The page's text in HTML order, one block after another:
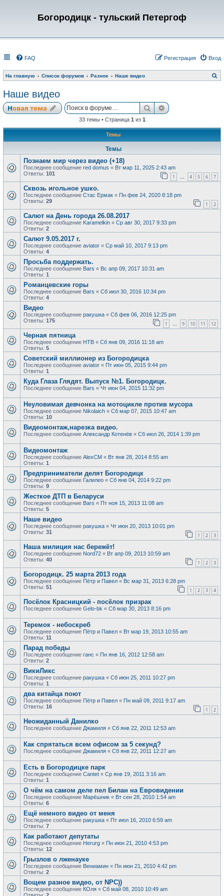
Богородицк - тульский Петергоф
FAQ Вход
Регистрация
На главную Список форумов Разное Наше видео
о
Наше видео
Новая тема ПоискРасширенный
33 темы • Страница 1 из 1
Темы
Темы
Познаем мир через видео (+18)
Последнее сообщение red domus « Вт мар 11, 2025 2:43 am
Ответы: 101 1 … 4 5 6 7
Сквозь игольное ушко.
Последнее сообщение Стас Ермак « Пн фев 24, 2020 8:18 pm
Ответы: 29 1 2
Салют на День города 26.08.2017
Последнее сообщение Karamelkin « Ср авг 30, 2017 9:33 pm
Ответы: 2
Салют 9.05.2017 г.
Последнее сообщение aviator « Ср май 10, 2017 9:13 pm
Ответы: 4
Просьба поддержать.
Последнее сообщение Bars « Вс апр 09, 2017 10:31 am
Ответы: 1
Романцевские горы
Последнее сообщение Bars « Сб июл 30, 2016 10:34 pm
Ответы: 4
Видео
Последнее сообщение ракушка « Сб фев 06, 2016 12:25 pm
Ответы: 175 1 … 9 10 11 12
Черная пятница
Последнее сообщение НТВ « Сб янв 09, 2016 11:18 am
Ответы: 5
Советский миллионер из Богородицка
Последнее сообщение aviator « Пт июн 05, 2015 9:44 pm
Ответы: 1
Куда Глаза Глядят. Выпуск №1. Богородицк.
Последнее сообщение Bars « Чт июн 04, 2015 11:32 pm
Неуловимая девчонка на мотоцикле против мусора
Последнее сообщение Nikolaich « Сб мар 07, 2015 10:47 am
Ответы: 10
Видеомонтаж,нарезка видео.
Последнее сообщение Александр Котенёв « Сб июл 26, 2014 1:39 pm
Видеомонтаж
Последнее сообщение AlexCM « Вт янв 28, 2014 8:55 am
Ответы: 1
Предприниматели делят Богородицк
Последнее сообщение Галилео « Сб янв 04, 2014 9:22 pm
Ответы: 9
Жесткое ДТП в Беларуси
Последнее сообщение Bars « Пт ноя 15, 2013 11:08 am
Ответы: 5
Наше видео
Последнее сообщение ракушка « Чт июн 20, 2013 10:01 pm
Ответы: 31 1 2 3
Наша милиция нас бережёт!
Последнее сообщение Nord72 « Вт апр 09, 2013 10:59 am
Ответы: 40 1 2 3
Богородицк. 25 марта 2013 года
Последнее сообщение Пётр и Павел « Вс мар 31, 2013 6:28 pm
Ответы: 51 1 2 3 4
Посёлок Красницкий - посёлок призрак
Последнее сообщение Gelo-bk « Сб мар 30, 2013 8:16 pm
Теремок - небоскреб
Последнее сообщение Пётр и Павел « Вт мар 19, 2013 10:55 am
Ответы: 11
Парад победы
Последнее сообщение ганс « Пн янв 16, 2012 12:58 am
Ответы: 2
ВикиЛикс
Последнее сообщение ракушка « Сб июн 25, 2011 10:27 pm
Ответы: 1
два китайца поют
Последнее сообщение Пётр и Павел « Пн май 09, 2011 9:17 am
Ответы: 16 1 2
Неожиданный Данилко
Последнее сообщение Джамиля « Сб янв 22, 2011 12:53 am
Как спрятаться всем офисом за 5 секунд?
Последнее сообщение Джамиля « Сб янв 22, 2011 12:27 am
Есть в Богородицке парк
Последнее сообщение Cantet « Ср янв 19, 2011 3:16 am
Ответы: 1
О чём на самом деле пел Билан на Евровидении
Последнее сообщение Марёшник « Вт сен 28, 2010 1:54 am
Ответы: 6
Ещё немного видео от меня
Последнее сообщение ракушка « Пт июл 16, 2010 6:59 am
Ответы: 7
Как работают депутаты
Последнее сообщение Herurg « Пн июн 21, 2010 4:53 pm
Ответы: 12
Грызлов о лженауке
Последнее сообщение Вениамин « Пн июн 21, 2010 4:42 pm
Ответы: 2
Вощем разное видео, от NPC))
Последнее сообщение КОля « Сб май 08, 2010 10:49 am